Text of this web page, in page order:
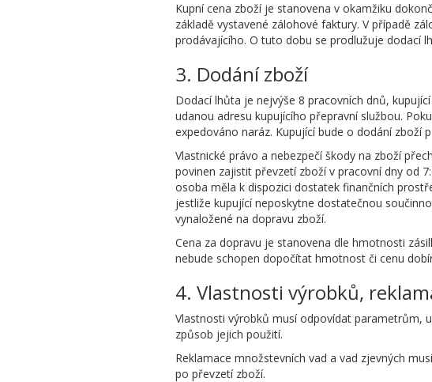
Kupní cena zboží je stanovena v okamžiku
základě vystavené zálohové faktury. V případě
prodávajícího. O tuto dobu se prodlužuje dodací
3. Dodání zboží
Dodací lhůta je nejvýše 8 pracovních dnů,
udanou adresu kupujícího přepravní službou.
expedováno naráz. Kupující bude o dodání zboží
Vlastnické právo a nebezpečí škody na zboží
povinen zajistit převzetí zboží v pracovní dny od
osoba měla k dispozici dostatek finančních
jestliže kupující neposkytne dostatečnou
vynaložené na dopravu zboží.
Cena za dopravu je stanovena dle hmotnosti
nebude schopen dopočítat hmotnost či cenu
4. Vlastnosti výrobků,
Vlastnosti výrobků musí odpovídat parametrům,
způsob jejich použití.
Reklamace množstevních vad a vad zjevných
po převzetí zboží.